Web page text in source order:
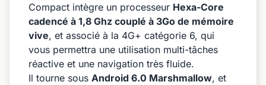
Compact intègre un processeur Hexa-Core
cadencé à 1,8 Ghz couplé à 3Go de mémoire
vive, et associé à la 4G+ catégorie 6, qui
vous permettra une utilisation multi-tâches
réactive et une navigation très fluide.
Il tourne sous Android 6.0 Marshmallow, et